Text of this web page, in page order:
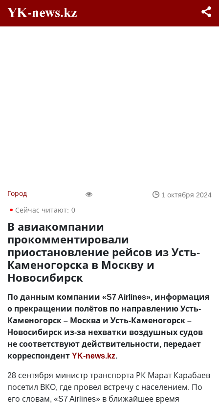
Город
1 октября 2024
Сейчас читают: 0
В авиакомпании
прокомментировали
приостановление рейсов из Усть-
Каменогорска в Москву и
Новосибирск
По данным компании «S7 Airlines», информация
о прекращении полётов по направлению Усть-
Каменогорск– Москва и Усть-Каменогорск–
Новосибирск из-за нехватки воздушных судов
не соответствуют действительности, передает
корреспондентYK-news.kz.
28 сентября министр транспорта РК Марат Карабаев
посетил ВКО, где провел встречу с населением. По
его словам, «S7 Airlines» в ближайшее время